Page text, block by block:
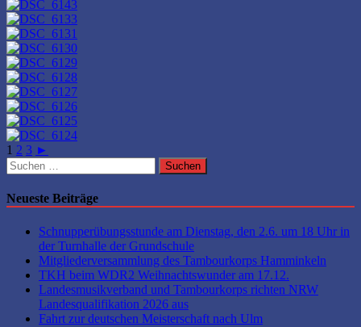
1 2 3 ►
Suchen
nach:
Neueste Beiträge
Schnupperübungsstunde am Dienstag, den 2.6. um 18 Uhr in
der Turnhalle der Grundschule
Mitgliederversammlung des Tambourkorps Hamminkeln
TKH beim WDR2 Weihnachtswunder am 17.12.
Landesmusikverband und Tambourkorps richten NRW
Landesqualifikation 2026 aus
Fahrt zur deutschen Meisterschaft nach Ulm